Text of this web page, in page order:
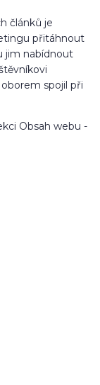
článků je
přitáhnout
jim nabídnout
spojil při
Obsah webu -